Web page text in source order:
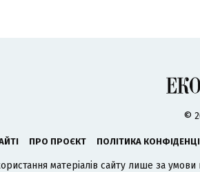
©
ПРО ПРОЄКТ ПОЛІТИКА
матеріалів сайту лише за